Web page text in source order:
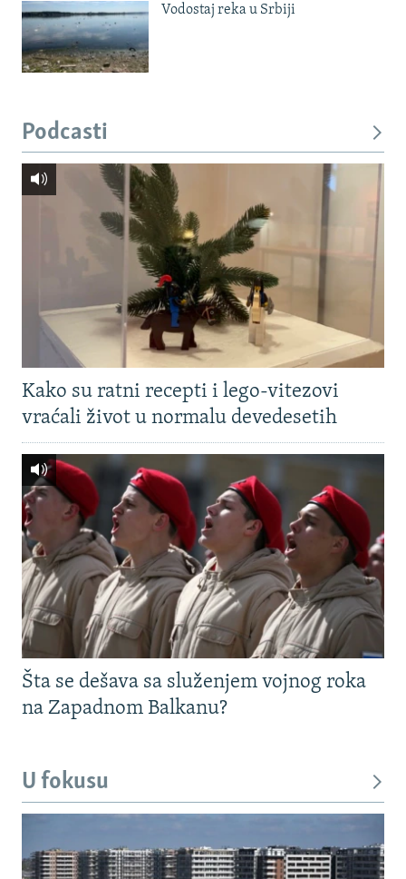
Vodostaj reka u Srbiji
Podcasti
Kako su ratni recepti i lego-vitezovi
vraćali život u normalu devedesetih
Šta se dešava sa služenjem vojnog roka
na Zapadnom Balkanu?
U fokusu